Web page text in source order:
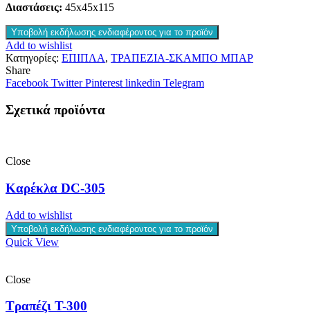
Διαστάσεις: 45x45x115
Υποβολή εκδήλωσης ενδιαφέροντος για το προϊόν
Add to wishlist
Κατηγορίες: ΕΠΙΠΛΑ, ΤΡΑΠΕΖΙΑ-ΣΚΑΜΠΟ ΜΠΑΡ
Share
Facebook Twitter Pinterest linkedin Telegram
Σχετικά προϊόντα
Close
Καρέκλα DC-305
Add to wishlist
Υποβολή εκδήλωσης ενδιαφέροντος για το προϊόν
Quick View
Close
Τραπέζι T-300